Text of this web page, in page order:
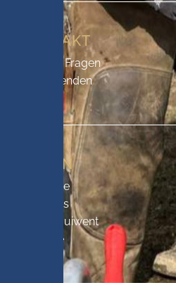
KONTAKT
Häufige Fragen
Sachspenden
SEITEN
Startseite
Aktuelles
Über Equiwent
Projekte